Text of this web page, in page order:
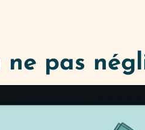
pas